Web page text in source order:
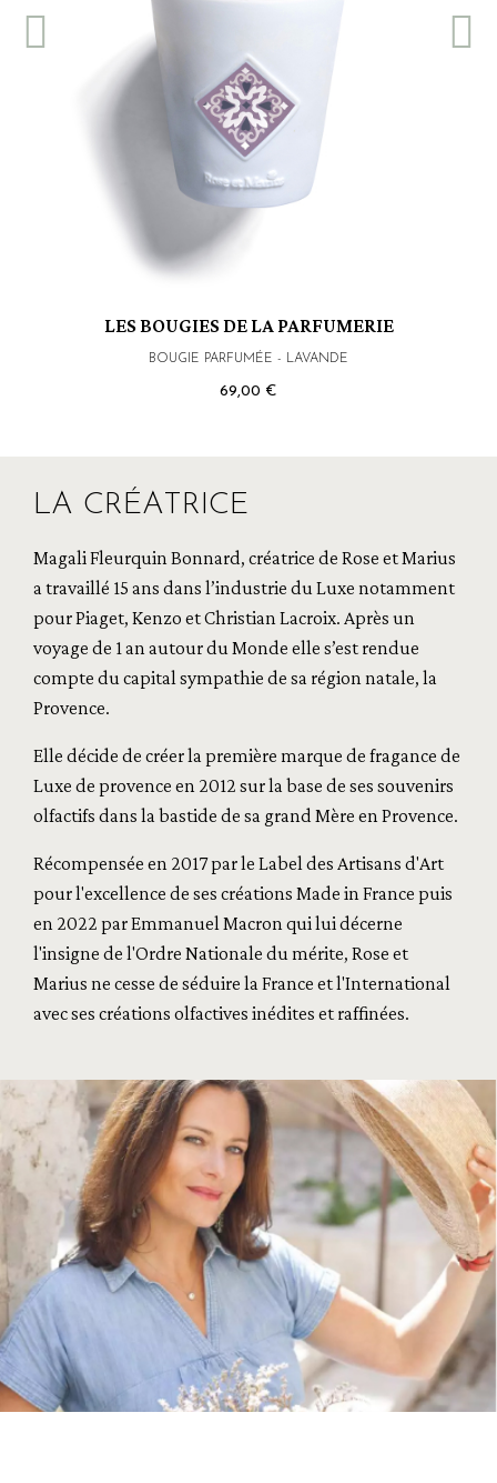
LES BOUGIES DE LA PARFUMERIE
BOUGIE PARFUMÉE - LAVANDE
69,00 €
LA CRÉATRICE
Magali Fleurquin Bonnard, créatrice de Rose et Marius
a travaillé 15 ans dans l’industrie du Luxe notamment
pour Piaget, Kenzo et Christian Lacroix. Après un
voyage de 1 an autour du Monde elle s’est rendue
compte du capital sympathie de sa région natale, la
Provence.
Elle décide de créer la première marque de fragance de
Luxe de provence en 2012 sur la base de ses souvenirs
olfactifs dans la bastide de sa grand Mère en Provence.
Récompensée en 2017 par le Label des Artisans d'Art
pour l'excellence de ses créations Made in France puis
en 2022 par Emmanuel Macron qui lui décerne
l'insigne de l'Ordre Nationale du mérite, Rose et
Marius ne cesse de séduire la France et l'International
avec ses créations olfactives inédites et raffinées.